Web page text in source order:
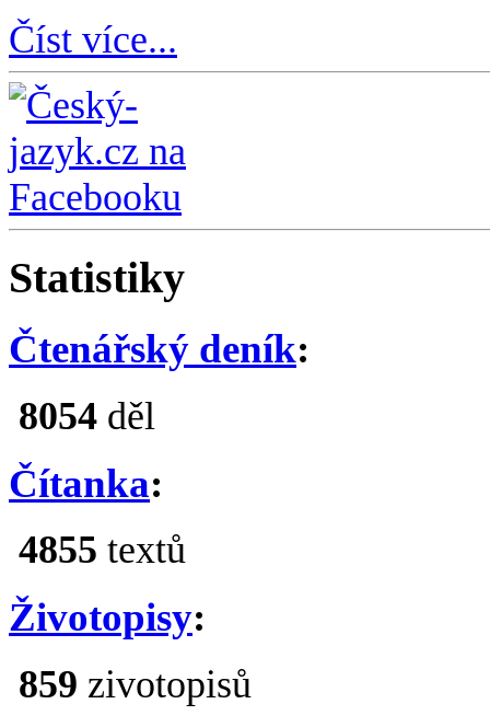
Číst více...
Statistiky
Čtenářský deník:
8054 děl
Čítanka:
4855 textů
Životopisy:
859 zivotopisů